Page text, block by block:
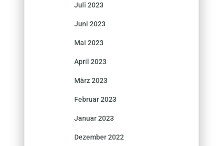
Juli 2023
Juni 2023
Mai 2023
April 2023
März 2023
Februar 2023
Januar 2023
Dezember 2022